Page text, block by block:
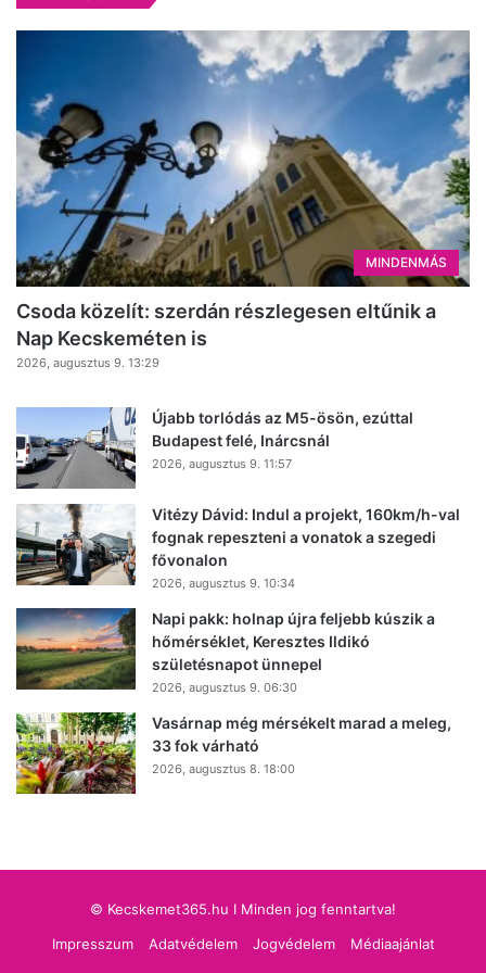
MINDENMÁS
Csoda közelít: szerdán részlegesen eltűnik a
Nap Kecskeméten is
2026, augusztus 9. 13:29
Újabb torlódás az M5-ösön, ezúttal
Budapest felé, Inárcsnál
2026, augusztus 9. 11:57
Vitézy Dávid: Indul a projekt, 160km/h-val
fognak repeszteni a vonatok a szegedi
fővonalon
2026, augusztus 9. 10:34
Napi pakk: holnap újra feljebb kúszik a
hőmérséklet, Keresztes Ildikó
születésnapot ünnepel
2026, augusztus 9. 06:30
Vasárnap még mérsékelt marad a meleg,
33 fok várható
2026, augusztus 8. 18:00
© Kecskemet365.hu I Minden jog fenntartva!
Impresszum
Adatvédelem Jogvédelem Médiaajánlat